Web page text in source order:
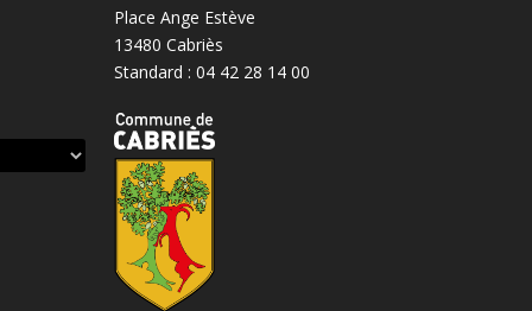
Place Ange Estève
13480 Cabriès
Standard : 04 42 28 14 00